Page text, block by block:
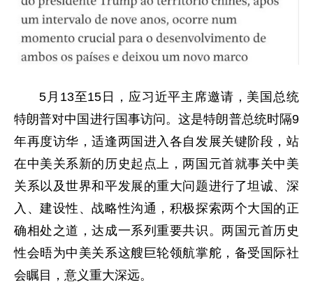
5月13至15日，应习近平主席邀请，美国总统
特朗普对中国进行国事访问。这是特朗普总统时隔9
年再度访华，适逢两国进入各自发展关键阶段，站
在中美关系新的历史起点上，两国元首就事关中美
关系以及世界和平发展的重大问题进行了坦诚、深
入、建设性、战略性沟通，积极探索两个大国的正
确相处之道，达成一系列重要共识。两国元首历史
性会晤为中美关系这艘巨轮领航掌舵，备受国际社
会瞩目，意义重大深远。